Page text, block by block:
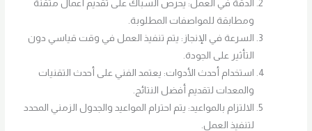
الدقة في العمل: يحرص السباك على تقديم أعمال متقنة
ومطابقة للمواصفات المطلوبة.
السرعة في الإنجاز: يتم تنفيذ العمل في وقت قياسي دون
التأثير على الجودة.
استخدام أحدث الأدوات: يعتمد الفني على أحدث التقنيات
والمعدات لتقديم أفضل النتائج.
الالتزام بالمواعيد: يتم احترام المواعيد والجدول الزمني المحدد
لتنفيذ العمل.